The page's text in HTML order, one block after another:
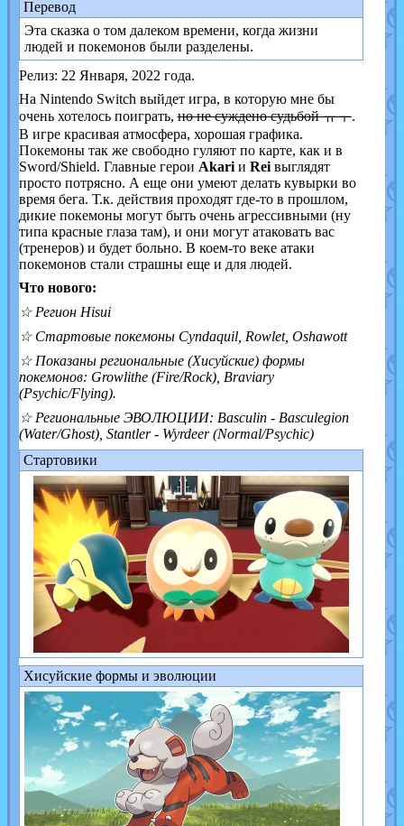
Перевод
Эта сказка о том далеком времени, когда жизни
людей и покемонов были разделены.
Релиз: 22 Января, 2022 года.
На Nintendo Switch выйдет игра, в которую мне бы
очень хотелось поиграть,но не суждено судьбой ㅠㅜ.
В игре красивая атмосфера, хорошая графика.
Покемоны так же свободно гуляют по карте, как и в
Sword/Shield. Главные герои Akariи Reiвыглядят
просто потрясно. А еще они умеют делать кувырки во
время бега. Т.к. действия проходят где-то в прошлом,
дикие покемоны могут быть очень агрессивными (ну
типа красные глаза там), и они могут атаковать вас
(тренеров) и будет больно. В коем-то веке атаки
покемонов стали страшны еще и для людей.
Что нового:
☆ Регион Hisui
☆ Стартовые покемоны Cyndaquil, Rowlet, Oshawott
☆ Показаны региональные (Хисуйские) формы
покемонов: Growlithe (Fire/Rock), Braviary
(Psychic/Flying).
☆ Региональные ЭВОЛЮЦИИ: Basculin - Basculegion
(Water/Ghost), Stantler - Wyrdeer (Normal/Psychic)
Стартовики
Хисуйские формы и эволюции